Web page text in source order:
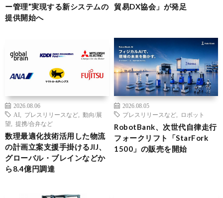
ー管理”実現する新システムの
提供開始へ
貿易DX協会」が発足
2026.08.06
AI
プレスリリースなど
動向/展
望
提携/合弁など
数理最適化技術活用した物流
の計画立案支援手掛けるJIJ、
グローバル・ブレインなどか
ら8.4億円調達
2026.08.05
プレスリリースなど
ロボット
RobotBank、次世代自律走行
フォークリフト「StarFork
1500」の販売を開始